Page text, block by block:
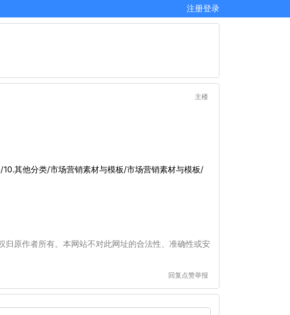
注册登录
主楼
其他分类/市场营销素材与模板/市场营销素材与模板/
原作者所有。本网站不对此网址的合法性、准确性或安
回复 点赞举报